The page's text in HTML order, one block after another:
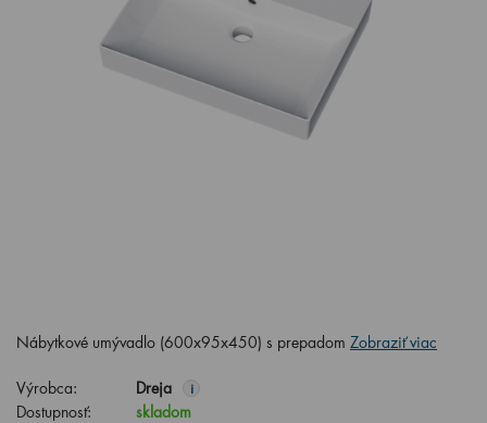
Nábytkové umývadlo (600x95x450) s prepadom Zobraziť viac
Výrobca: Dreja i
Dostupnosť:
skladom